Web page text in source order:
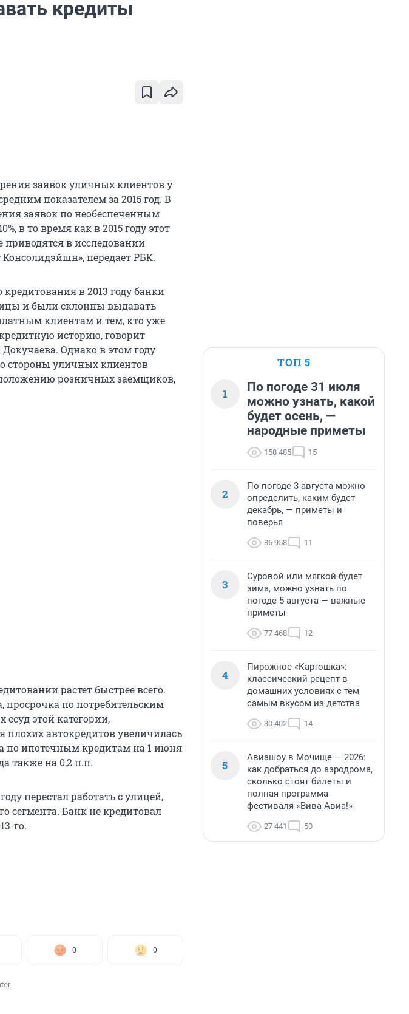
кредиты
заявок уличных клиентов у
показателем за 2015 год. В
заявок по необеспеченным
в то время как в 2015 году этот
приводятся в исследовании
Консолидэйшн», передает РБК.
кредитования в 2013 году банки
и были склонны выдавать
клиентам и тем, кто уже
историю, говорит
Однако в этом году
стороны уличных клиентов
розничных заемщиков,
растет быстрее всего.
по потребительским
ссуд этой категории,
плохих автокредитов увеличилась
по ипотечным кредитам на 1 июня
также на 0,2 п.п.
перестал работать с улицей,
сегмента. Банк не кредитовал
го.
0 0
ТОП 5
1
По погоде 31 июля
можно узнать, какой
будет осень, —
народные приметы
158 485 15
2
По погоде 3 августа можно
определить, каким будет
декабрь, — приметы и
поверья
86 958 11
3
Суровой или мягкой будет
зима, можно узнать по
погоде 5 августа — важные
приметы
77 468 12
4
Пирожное «Картошка»:
классический рецепт в
домашних условиях с тем
самым вкусом из детства
30 402 14
5
Авиашоу в Мочище — 2026:
как добраться до аэродрома,
сколько стоят билеты и
полная программа
фестиваля «Вива Авиа!»
27 441 50